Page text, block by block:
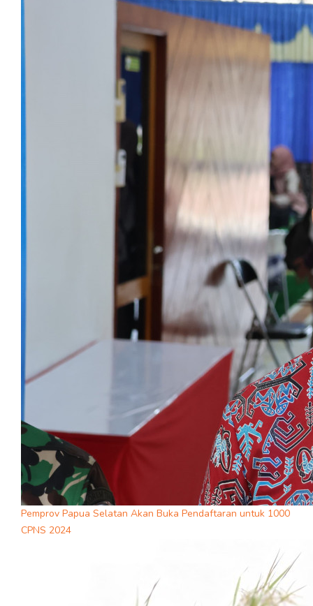
Pemprov Papua Selatan Akan Buka Pendaftaran untuk 1000
CPNS 2024